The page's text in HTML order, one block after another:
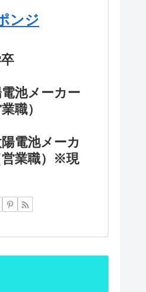
ンジ
池メーカー
職）
電池メーカ
営業職）※現